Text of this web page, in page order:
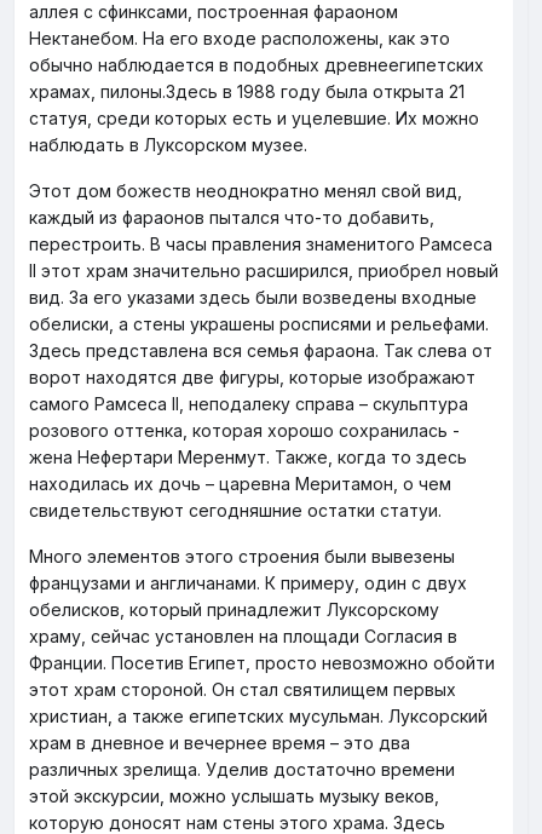
аллея с сфинксами, построенная фараоном
Нектанебом. На его входе расположены, как это
обычно наблюдается в подобных древнеегипетских
храмах, пилоны.Здесь в 1988 году была открыта 21
статуя, среди которых есть и уцелевшие. Их можно
наблюдать в Луксорском музее.
Этот дом божеств неоднократно менял свой вид,
каждый из фараонов пытался что-то добавить,
перестроить. В часы правления знаменитого Рамсеса
II этот храм значительно расширился, приобрел новый
вид. За его указами здесь были возведены входные
обелиски, а стены украшены росписями и рельефами.
Здесь представлена вся семья фараона. Так слева от
ворот находятся две фигуры, которые изображают
самого Рамсеса II, неподалеку справа – скульптура
розового оттенка, которая хорошо сохранилась -
жена Нефертари Меренмут. Также, когда то здесь
находилась их дочь – царевна Меритамон, о чем
свидетельствуют сегодняшние остатки статуи.
Много элементов этого строения были вывезены
французами и англичанами. К примеру, один с двух
обелисков, который принадлежит Луксорскому
храму, сейчас установлен на площади Согласия в
Франции. Посетив Египет, просто невозможно обойти
этот храм стороной. Он стал святилищем первых
христиан, а также египетских мусульман. Луксорский
храм в дневное и вечернее время – это два
различных зрелища. Уделив достаточно времени
этой экскурсии, можно услышать музыку веков,
которую доносят нам стены этого храма. Здесь